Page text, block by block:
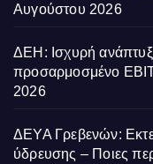
Αυγούστου 2026
ΔΕΗ: Ισχυρή
προσαρμοσμένο
2026
ΔΕΥΑ Γρεβενών:
ύδρευσης – Ποιες